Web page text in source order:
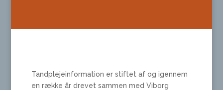
Tandplejeinformation er stiftet af og igennem
en række år drevet sammen med Viborg